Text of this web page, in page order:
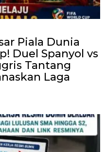
Piala Dunia
Duel Spanyol vs
Tantang
Laga